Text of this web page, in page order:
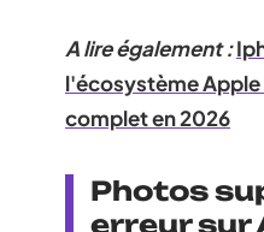
A lire également :
l'écosystème Apple
complet en 2026
Photos
erreur sur